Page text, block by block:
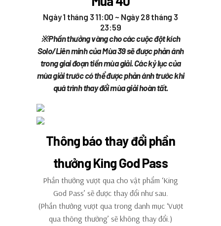
Ngày 1 tháng 3 11:00 ~ Ngày 28 tháng 3
23:59
※ Phần thưởng vàng cho các cuộc đột kích
Solo/Liên minh của Mùa 39 sẽ được phản ánh
trong giai đoạn tiền mùa giải. Các kỷ lục của
mùa giải trước có thể được phản ánh trước khi
quá trình thay đổi mùa giải hoàn tất.
Thông báo thay đổi phần
thưởng King God Pass
Phần thưởng vượt qua cho vật phẩm ‘King
God Pass’ sẽ được thay đổi như sau.
(Phần thưởng vượt qua trong danh mục ‘Vượt
qua thông thường’ sẽ không thay đổi.)